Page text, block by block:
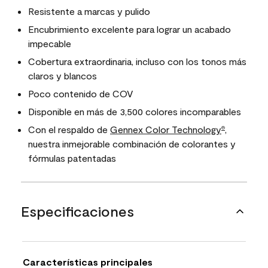
Resistente a marcas y pulido
Encubrimiento excelente para lograr un acabado
impecable
Cobertura extraordinaria, incluso con los tonos más
claros y blancos
Poco contenido de COV
Disponible en más de 3,500 colores incomparables
Con el respaldo de Gennex Color Technology®,
nuestra inmejorable combinación de colorantes y
fórmulas patentadas
Especificaciones
Características principales